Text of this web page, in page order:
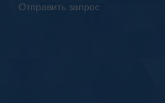
Отправить запрос